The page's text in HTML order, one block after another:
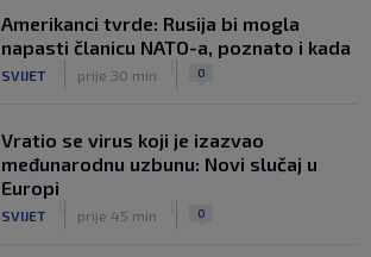
SK
|
6. kol.
Pajaziti: Pokušat ćemo biti bolji protiv
Amerikanci tvrde: Rusija bi mogla
napasti članicu NATO-a, poznato i kada
SVIJET prije 30 min 0
Vratio se virus koji je izazvao
međunarodnu uzbunu: Novi slučaj u
Europi
SVIJET prije 45 min 0